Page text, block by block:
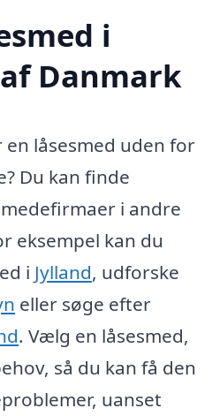
i
Danmark
låsesmed uden for
Du kan finde
i andre
eksempel kan du
i Jylland, udforske
eller søge efter
. Vælg en låsesmed,
så du kan få den
uanset